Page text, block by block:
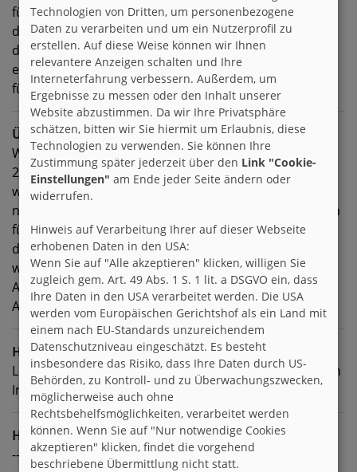
für den anderen interessieren. Interesse zeigt man
durch FRAGEN an den anderen, und in dem man auf
das, was der andere schreibt, eingeht, nachhakt,
eigene Gedanken dazu äußert... ist selbstverständlich
für Dich? Für viele offenbar nicht...
Über mich
Was und wer bin ich... darüber könnte ich jetzt locker
20 Seiten schreiben... aber wo anfangen? Und wieviel
wirklich schreiben? Ich bin, denke ich, ein freundlicher,
nach außen hin meist fröhlicher Typ, der grundsätzlich
für alle Menschen und viele Dinge aufgeschlossen ist,
dem aber natürlich auch eine Menge unschöne Dinge
widerfahren sind (was dann zu gelegentlichen Depri-
Attacken führt... mit anderen Worten: "ganz normal")
Ansonsten: Siehe oben "Das mach ich"
Hobbies
Lesen, vornehmlich Krimis, Fantasy oder Science ficton
Im Sommer Inlineskaten
Homepage
---
Technologien von Dritten, um personenbezogene
Daten zu verarbeiten und um ein Nutzerprofil zu
erstellen. Auf diese Weise können wir Ihnen
relevantere Anzeigen schalten und Ihre
Interneterfahrung verbessern. Außerdem, um
Ergebnisse zu messen oder den Inhalt unserer
Website abzustimmen. Da wir Ihre Privatsphäre
schätzen, bitten wir Sie hiermit um Erlaubnis, diese
Technologien zu verwenden. Sie können Ihre
Zustimmung später jederzeit über den Link "Cookie-
Einstellungen" am Ende jeder Seite ändern oder
widerrufen.
Hinweis auf Verarbeitung Ihrer auf dieser Webseite
erhobenen Daten in den USA:
Wenn Sie auf "Alle akzeptieren" klicken, willigen Sie
zugleich gem. Art. 49 Abs. 1 S. 1 lit. a DSGVO ein, dass
Ihre Daten in den USA verarbeitet werden. Die USA
werden vom Europäischen Gerichtshof als ein Land mit
einem nach EU-Standards unzureichendem
Datenschutzniveau eingeschätzt. Es besteht
insbesondere das Risiko, dass Ihre Daten durch US-
Behörden, zu Kontroll- und zu Überwachungszwecken,
möglicherweise auch ohne
Rechtsbehelfsmöglichkeiten, verarbeitet werden
können. Wenn Sie auf "Nur notwendige Cookies
akzeptieren" klicken, findet die vorgehend
beschriebene Übermittlung nicht statt.